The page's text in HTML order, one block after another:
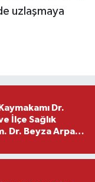
uzlaşmaya
Dr.
İlçe Sağlık
Dr. Beyza Arpacı